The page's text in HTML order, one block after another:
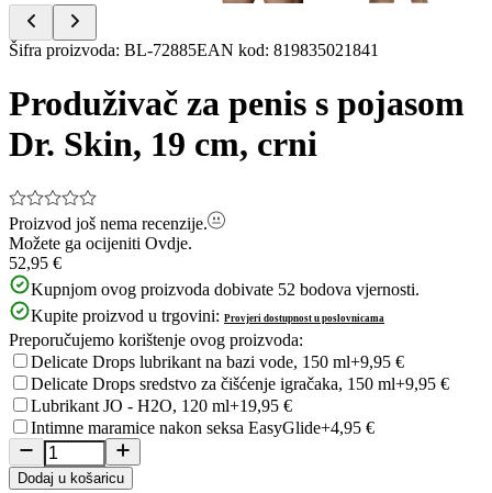
Item
of
Šifra proizvoda: BL-72885EAN kod: 819835021841
Produživač za penis s pojasom
Dr. Skin, 19 cm, crni
Proizvod još nema recenzije.
Možete ga ocijeniti Ovdje.
52,95 €
Kupnjom ovog proizvoda dobivate 52 bodova vjernosti.
Kupite proizvod u trgovini: Provjeri dostupnost u poslovnicama
Preporučujemo korištenje ovog proizvoda:
Delicate Drops lubrikant na bazi vode, 150 ml+9,95 €
Delicate Drops sredstvo za čišćenje igračaka, 150 ml+9,95 €
Lubrikant JO - H2O, 120 ml+19,95 €
Intimne maramice nakon seksa EasyGlide+4,95 €
Dodaj u košaricu